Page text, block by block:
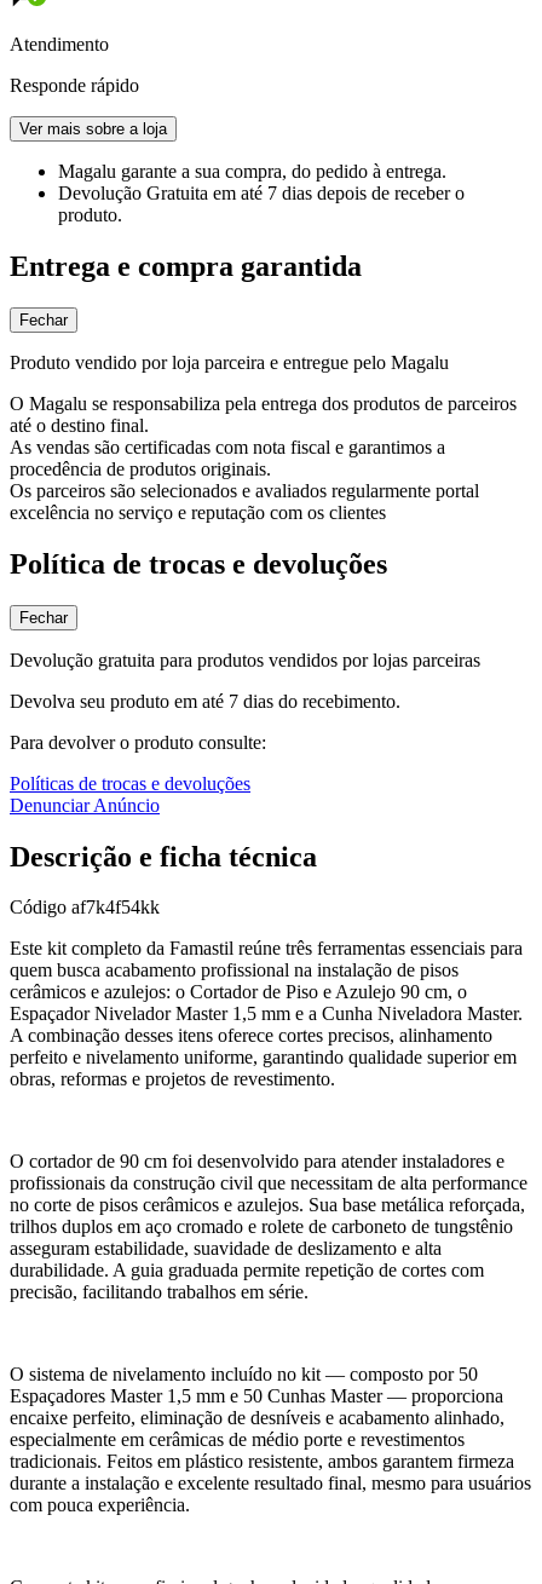
Atendimento
Responde rápido
Ver mais sobre a loja
Magalu garante a sua compra, do pedido à entrega.
Devolução Gratuita em até 7 dias depois de receber o
produto.
Entrega e compra garantida
Fechar
Produto vendido por loja parceira e entregue pelo Magalu
O Magalu se responsabiliza pela entrega dos produtos de parceiros
até o destino final.
As vendas são certificadas com nota fiscal e garantimos a
procedência de produtos originais.
Os parceiros são selecionados e avaliados regularmente portal
excelência no serviço e reputação com os clientes
Política de trocas e devoluções
Fechar
Devolução gratuita para produtos vendidos por lojas parceiras
Devolva seu produto em até 7 dias do recebimento.
Para devolver o produto consulte:
Políticas de trocas e devoluções
Denunciar Anúncio
Descrição e ficha técnica
Código af7k4f54kk
Este kit completo da Famastil reúne três ferramentas essenciais para
quem busca acabamento profissional na instalação de pisos
cerâmicos e azulejos: o Cortador de Piso e Azulejo 90 cm, o
Espaçador Nivelador Master 1,5 mm e a Cunha Niveladora Master.
A combinação desses itens oferece cortes precisos, alinhamento
perfeito e nivelamento uniforme, garantindo qualidade superior em
obras, reformas e projetos de revestimento.
O cortador de 90 cm foi desenvolvido para atender instaladores e
profissionais da construção civil que necessitam de alta performance
no corte de pisos cerâmicos e azulejos. Sua base metálica reforçada,
trilhos duplos em aço cromado e rolete de carboneto de tungstênio
asseguram estabilidade, suavidade de deslizamento e alta
durabilidade. A guia graduada permite repetição de cortes com
precisão, facilitando trabalhos em série.
O sistema de nivelamento incluído no kit — composto por 50
Espaçadores Master 1,5 mm e 50 Cunhas Master — proporciona
encaixe perfeito, eliminação de desníveis e acabamento alinhado,
especialmente em cerâmicas de médio porte e revestimentos
tradicionais. Feitos em plástico resistente, ambos garantem firmeza
durante a instalação e excelente resultado final, mesmo para usuários
com pouca experiência.